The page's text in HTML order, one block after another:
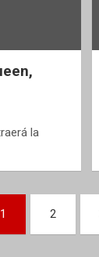
la
1 2